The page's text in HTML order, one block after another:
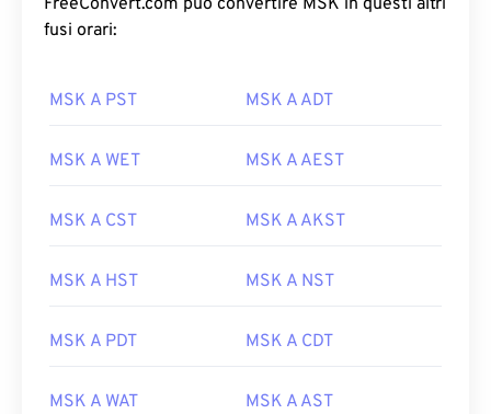
FreeConvert.com può convertire MSK in questi altri
fusi orari:
MSK A PST MSK A ADT
MSK A WET MSK A AEST
MSK A CST MSK A AKST
MSK A HST MSK A NST
MSK A PDT MSK A CDT
MSK A WAT MSK A AST